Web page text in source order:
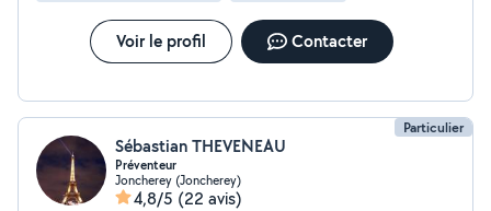
Voir le profil Contacter
Particulier
Sébastian THEVENEAU
Préventeur
Joncherey (Joncherey)
4,8/5 (22 avis)